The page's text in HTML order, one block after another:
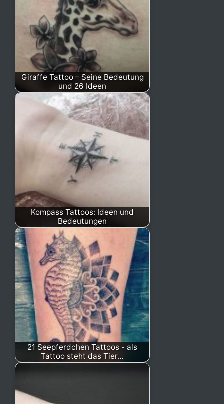
Giraffe Tattoo – Seine Bedeutung
und 26 Ideen
Kompass Tattoos: Ideen und
Bedeutungen
21 Seepferdchen Tattoos - als
Tattoo steht das Tier…